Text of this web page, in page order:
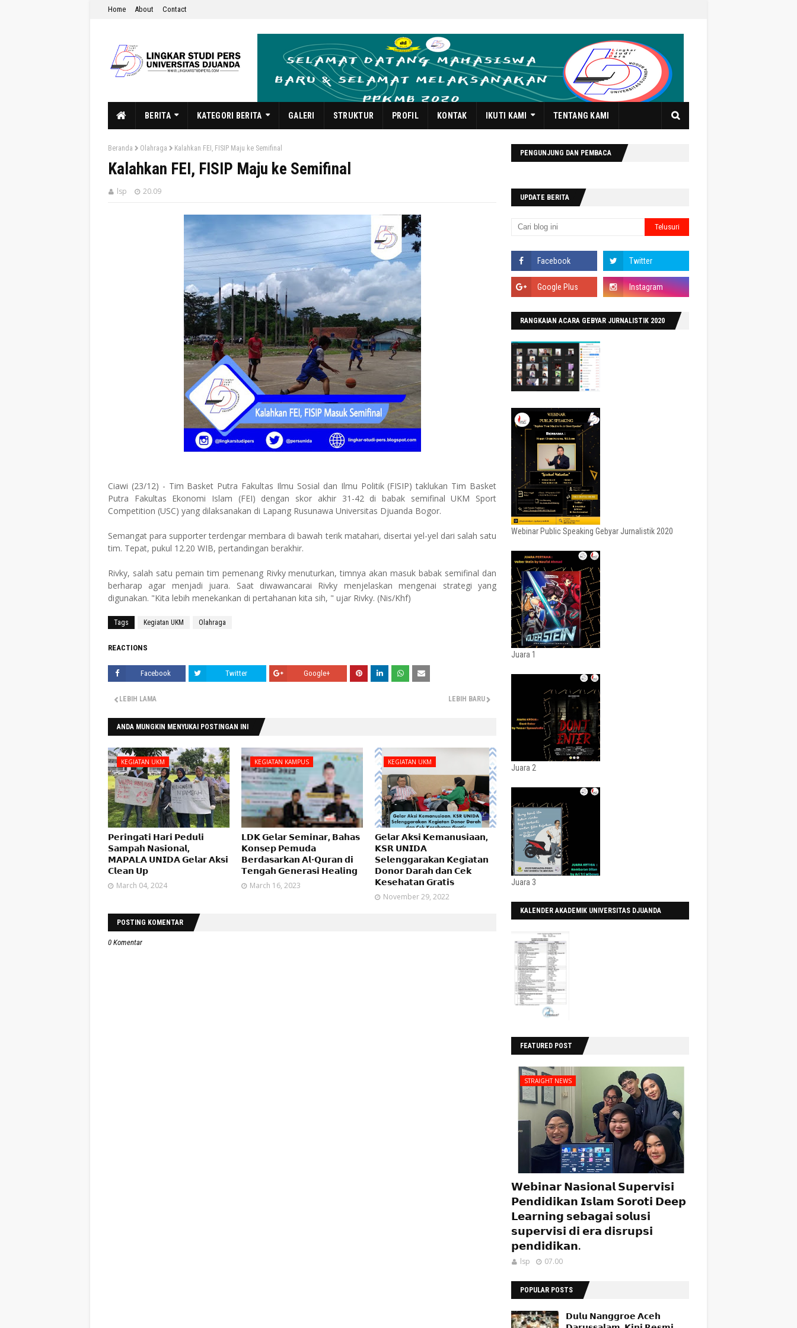
Home About Contact
BERITA KATEGORI BERITA GALERI STRUKTUR PROFIL KONTAK IKUTI KAMI TENTANG KAMI
Beranda Olahraga Kalahkan FEI, FISIP Maju ke Semifinal
Kalahkan FEI, FISIP Maju ke Semifinal
lsp 20.09
Ciawi (23/12) - Tim Basket Putra Fakultas Ilmu Sosial dan Ilmu Politik (FISIP) taklukan Tim Basket
Putra Fakultas Ekonomi Islam (FEI) dengan skor akhir 31-42 di babak semifinal UKM Sport
Competition (USC) yang dilaksanakan di Lapang Rusunawa Universitas Djuanda Bogor.
Semangat para supporter terdengar membara di bawah terik matahari, disertai yel-yel dari salah satu
tim. Tepat, pukul 12.20 WIB, pertandingan berakhir.
Rivky, salah satu pemain tim pemenang Rivky menuturkan, timnya akan masuk babak semifinal dan
berharap agar menjadi juara. Saat diwawancarai Rivky menjelaskan mengenai strategi yang
digunakan. "Kita lebih menekankan di pertahanan kita sih, " ujar Rivky. (Nis/Khf)
Tags Kegiatan UKM Olahraga
REACTIONS
Facebook Twitter Google+
LEBIH BARU
LEBIH LAMA
ANDA MUNGKIN MENYUKAI POSTINGAN INI
KEGIATAN UKM
𝗣𝗲𝗿𝗶𝗻𝗴𝗮𝘁𝗶 𝗛𝗮𝗿𝗶 𝗣𝗲𝗱𝘂𝗹𝗶
𝗦𝗮𝗺𝗽𝗮𝗵 𝗡𝗮𝘀𝗶𝗼𝗻𝗮𝗹,
𝗠𝗔𝗣𝗔𝗟𝗔 𝗨𝗡𝗜𝗗𝗔 𝗚𝗲𝗹𝗮𝗿 𝗔𝗸𝘀𝗶
𝗖𝗹𝗲𝗮𝗻 𝗨𝗽
March 04, 2024
KEGIATAN KAMPUS
𝗟𝗗𝗞 𝗚𝗲𝗹𝗮𝗿 𝗦𝗲𝗺𝗶𝗻𝗮𝗿, 𝗕𝗮𝗵𝗮𝘀
𝗞𝗼𝗻𝘀𝗲𝗽 𝗣𝗲𝗺𝘂𝗱𝗮
𝗕𝗲𝗿𝗱𝗮𝘀𝗮𝗿𝗸𝗮𝗻 𝗔𝗹-𝗤𝘂𝗿𝗮𝗻 𝗱𝗶
𝗧𝗲𝗻𝗴𝗮𝗵 𝗚𝗲𝗻𝗲𝗿𝗮𝘀𝗶 𝗛𝗲𝗮𝗹𝗶𝗻𝗴
March 16, 2023
KEGIATAN UKM
𝗚𝗲𝗹𝗮𝗿 𝗔𝗸𝘀𝗶 𝗞𝗲𝗺𝗮𝗻𝘂𝘀𝗶𝗮𝗮𝗻,
𝗞𝗦𝗥 𝗨𝗡𝗜𝗗𝗔
𝗦𝗲𝗹𝗲𝗻𝗴𝗴𝗮𝗿𝗮𝗸𝗮𝗻 𝗞𝗲𝗴𝗶𝗮𝘁𝗮𝗻
𝗗𝗼𝗻𝗼𝗿 𝗗𝗮𝗿𝗮𝗵 𝗱𝗮𝗻 𝗖𝗲𝗸
𝗞𝗲𝘀𝗲𝗵𝗮𝘁𝗮𝗻 𝗚𝗿𝗮𝘁𝗶𝘀
November 29, 2022
POSTING KOMENTAR
0 Komentar
PENGUNJUNG DAN PEMBACA
UPDATE BERITA
RANGKAIAN ACARA GEBYAR JURNALISTIK 2020
Webinar Public Speaking Gebyar Jurnalistik 2020
Juara 1
Juara 2
Juara 3
KALENDER AKADEMIK UNIVERSITAS DJUANDA
FEATURED POST
STRAIGHT NEWS
𝗪𝗲𝗯𝗶𝗻𝗮𝗿 𝗡𝗮𝘀𝗶𝗼𝗻𝗮𝗹 𝗦𝘂𝗽𝗲𝗿𝘃𝗶𝘀𝗶
𝗣𝗲𝗻𝗱𝗶𝗱𝗶𝗸𝗮𝗻 𝗜𝘀𝗹𝗮𝗺 𝗦𝗼𝗿𝗼𝘁𝗶 𝗗𝗲𝗲𝗽
𝗟𝗲𝗮𝗿𝗻𝗶𝗻𝗴 𝘀𝗲𝗯𝗮𝗴𝗮𝗶 𝘀𝗼𝗹𝘂𝘀𝗶
𝘀𝘂𝗽𝗲𝗿𝘃𝗶𝘀𝗶 𝗱𝗶 𝗲𝗿𝗮 𝗱𝗶𝘀𝗿𝘂𝗽𝘀𝗶
𝗽𝗲𝗻𝗱𝗶𝗱𝗶𝗸𝗮𝗻.
lsp 07.00
POPULAR POSTS
𝗗𝘂𝗹𝘂 𝗡𝗮𝗻𝗴𝗴𝗿𝗼𝗲 𝗔𝗰𝗲𝗵